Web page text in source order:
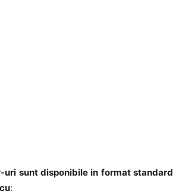
uri sunt disponibile in format standard
: